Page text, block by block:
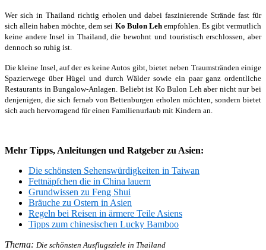
Wer sich in Thailand richtig erholen und dabei faszinierende Strände fast für
sich allein haben möchte, dem sei Ko Bulon Lehempfohlen. Es gibt vermutlich
keine andere Insel in Thailand, die bewohnt und touristisch erschlossen, aber
dennoch so ruhig ist.
Die kleine Insel, auf der es keine Autos gibt, bietet neben Traumstränden einige
Spazierwege über Hügel und durch Wälder sowie ein paar ganz ordentliche
Restaurants in Bungalow-Anlagen. Beliebt ist Ko Bulon Leh aber nicht nur bei
denjenigen, die sich fernab von Bettenburgen erholen möchten, sondern bietet
sich auch hervorragend für einen Familienurlaub mit Kindern an.
Mehr Tipps, Anleitungen und Ratgeber zu Asien:
Die schönsten Sehenswürdigkeiten in Taiwan
Fettnäpfchen die in China lauern
Grundwissen zu Feng Shui
Bräuche zu Ostern in Asien
Regeln bei Reisen in ärmere Teile Asiens
Tipps zum chinesischen Lucky Bamboo
Thema: Die schönsten Ausflugsziele in Thailand